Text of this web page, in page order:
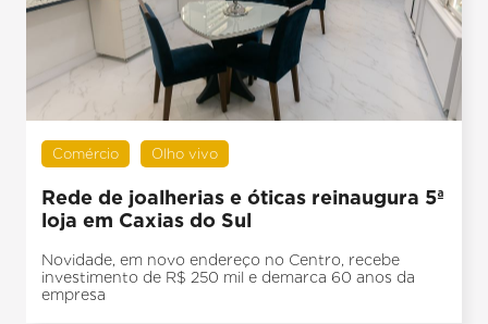
Comércio Olho vivo
Rede de joalherias e óticas reinaugura 5ª
loja em Caxias do Sul
Novidade, em novo endereço no Centro, recebe
investimento de R$ 250 mil e demarca 60 anos da
empresa